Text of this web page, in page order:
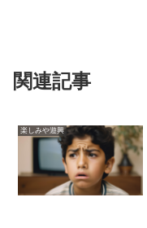
関連記事
楽しみや遊興